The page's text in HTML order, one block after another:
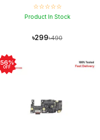
☆☆☆☆☆
Product In Stock
৳299৳490
56%
OFF